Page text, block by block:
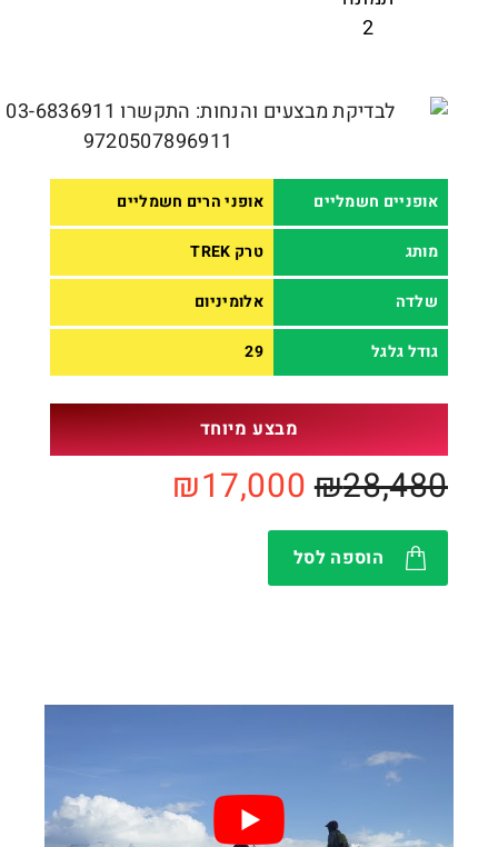
אופניים חשמליים אופני הרים חשמליים
מותג טרק TREK
שלדה אלומיניום
גודל גלגל 29
מבצע מיוחד
₪28,480
₪17,000
הוספה לסל